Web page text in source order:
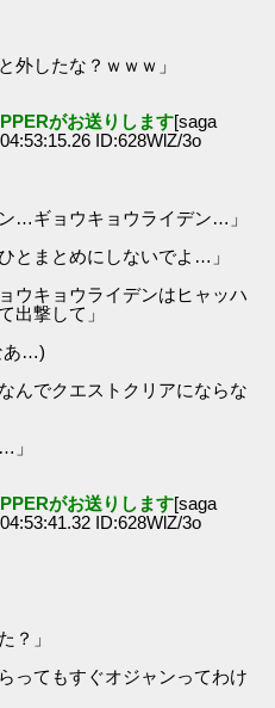
外したな？ｗｗｗ」
がお送りします[saga
ID:628WlZ/3o
…ギョウキョウライデン…」
とまとめにしないでよ…」
ウキョウライデンはヒャッハ
出撃して」
あ…)
んでクエストクリアにならな
」
がお送りします[saga
ID:628WlZ/3o
？」
ってもすぐオジャンってわけ